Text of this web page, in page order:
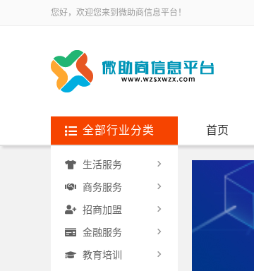
您好，欢迎您来到微助商信息平台！
全部行业分类 首页
生活服务
商务服务
招商加盟
金融服务
教育培训